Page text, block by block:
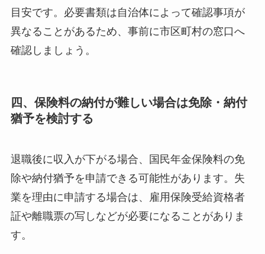
目安です。必要書類は自治体によって確認事項が
異なることがあるため、事前に市区町村の窓口へ
確認しましょう。
四、保険料の納付が難しい場合は免除・納付
猶予を検討する
退職後に収入が下がる場合、国民年金保険料の免
除や納付猶予を申請できる可能性があります。失
業を理由に申請する場合は、雇用保険受給資格者
証や離職票の写しなどが必要になることがありま
す。